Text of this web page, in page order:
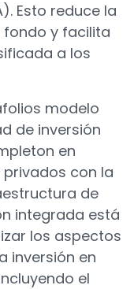
Esto reduce la
fondo y facilita
a los
modelo
de inversión
en
con la
de
integrada está
los aspectos
inversión en
el